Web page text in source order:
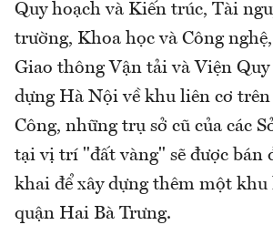
Quy hoạch và Kiến trúc, Tài
trường, Khoa học và Công
Giao thông Vận tải và Viện Quy
dựng Hà Nội về khu liên cơ
Công, những trụ sở cũ của các
tại vị trí "đất vàng" sẽ được bán
khai để xây dựng thêm một
quận Hai Bà Trưng.